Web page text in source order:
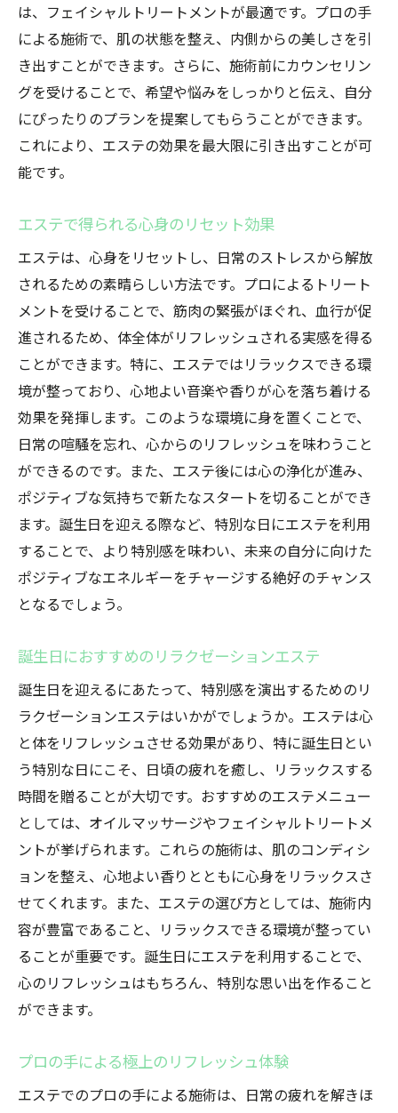
は、フェイシャルトリートメントが最適です。プロの手
による施術で、肌の状態を整え、内側からの美しさを引
き出すことができます。さらに、施術前にカウンセリン
グを受けることで、希望や悩みをしっかりと伝え、自分
にぴったりのプランを提案してもらうことができます。
これにより、エステの効果を最大限に引き出すことが可
能です。
エステで得られる心身のリセット効果
エステは、心身をリセットし、日常のストレスから解放
されるための素晴らしい方法です。プロによるトリート
メントを受けることで、筋肉の緊張がほぐれ、血行が促
進されるため、体全体がリフレッシュされる実感を得る
ことができます。特に、エステではリラックスできる環
境が整っており、心地よい音楽や香りが心を落ち着ける
効果を発揮します。このような環境に身を置くことで、
日常の喧騒を忘れ、心からのリフレッシュを味わうこと
ができるのです。また、エステ後には心の浄化が進み、
ポジティブな気持ちで新たなスタートを切ることができ
ます。誕生日を迎える際など、特別な日にエステを利用
することで、より特別感を味わい、未来の自分に向けた
ポジティブなエネルギーをチャージする絶好のチャンス
となるでしょう。
誕生日におすすめのリラクゼーションエステ
誕生日を迎えるにあたって、特別感を演出するためのリ
ラクゼーションエステはいかがでしょうか。エステは心
と体をリフレッシュさせる効果があり、特に誕生日とい
う特別な日にこそ、日頃の疲れを癒し、リラックスする
時間を贈ることが大切です。おすすめのエステメニュー
としては、オイルマッサージやフェイシャルトリートメ
ントが挙げられます。これらの施術は、肌のコンディシ
ョンを整え、心地よい香りとともに心身をリラックスさ
せてくれます。また、エステの選び方としては、施術内
容が豊富であること、リラックスできる環境が整ってい
ることが重要です。誕生日にエステを利用することで、
心のリフレッシュはもちろん、特別な思い出を作ること
ができます。
プロの手による極上のリフレッシュ体験
エステでのプロの手による施術は、日常の疲れを解きほ